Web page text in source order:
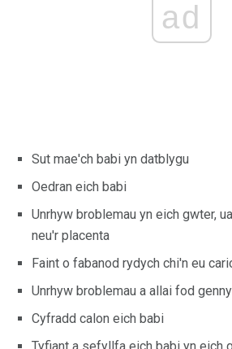
ad
Sut mae'ch babi yn datblygu
Oedran eich babi
Unrhyw broblemau yn eich gwter,
neu'r placenta
Faint o fabanod rydych chi'n eu
Unrhyw broblemau a allai fod
Cyfradd calon eich babi